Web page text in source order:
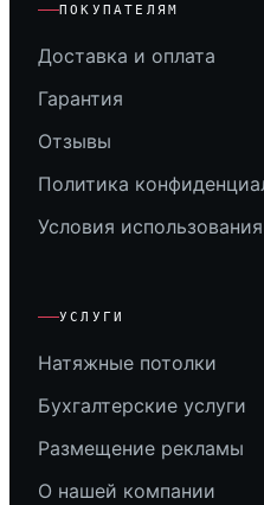
ПОКУПАТЕЛЯМ
Доставка и оплата
Гарантия
Отзывы
Политика
Условия использования
УСЛУГИ
Натяжные потолки
Бухгалтерские услуги
Размещение рекламы
О нашей компании